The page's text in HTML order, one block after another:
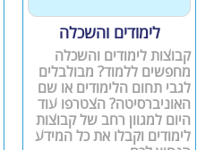
לימודים והשכלה
קבוצות לימודים והשכלה
מחפשים ללמוד? מבולבלים
לגבי תחום הלימודים או שם
האוניברסיטה? הצטרפו עוד
היום למגוון רחב של קבוצות
לימודים וקבלו את כל המידע